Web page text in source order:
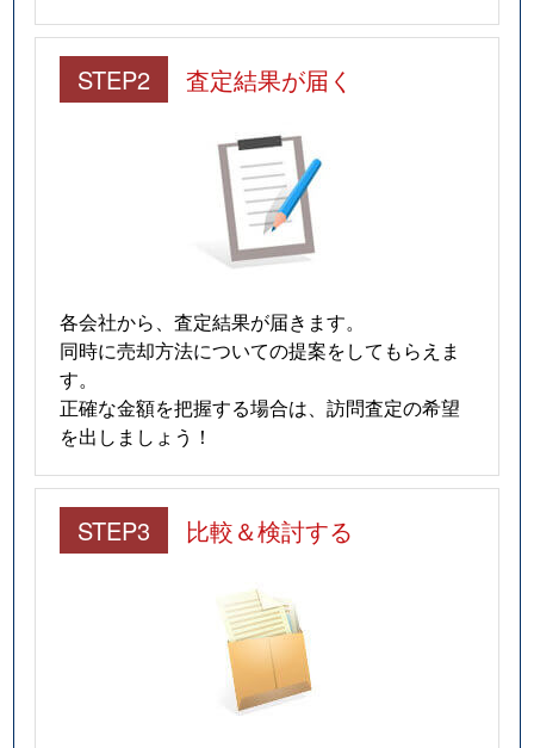
STEP2 査定結果が届く
各会社から、査定結果が届きます。
同時に売却方法についての提案をしてもらえま
す。
正確な金額を把握する場合は、訪問査定の希望
を出しましょう！
STEP3 比較＆検討する